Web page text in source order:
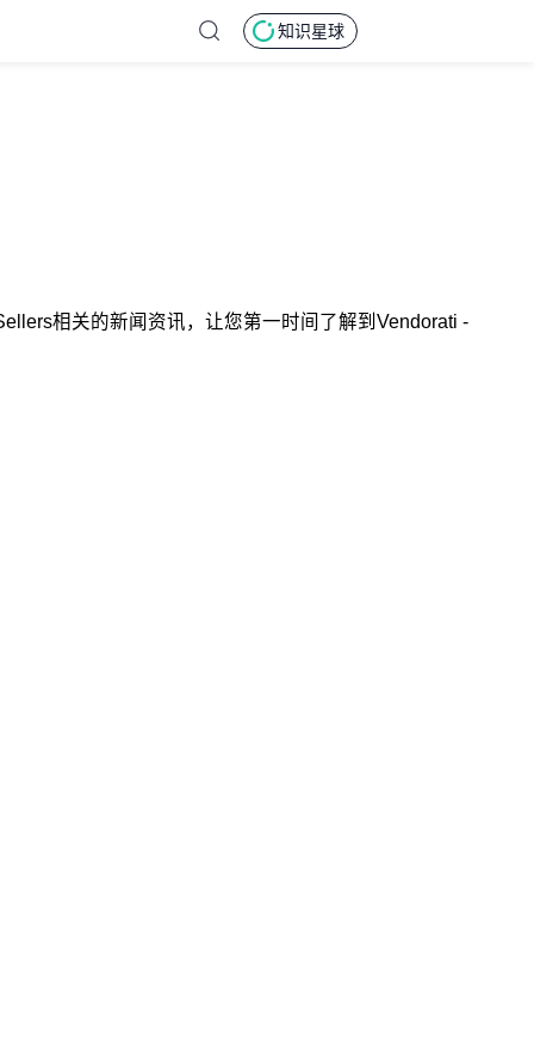
知识星球
相关的新闻资讯，让您第一时间了解到Vendorati -